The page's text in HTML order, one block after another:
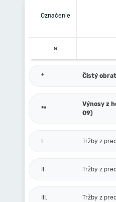
Označenie
a
* Čistý
**
Výnosy z
09)
I. Tržby z
II. Tržby z
III. Tržby z